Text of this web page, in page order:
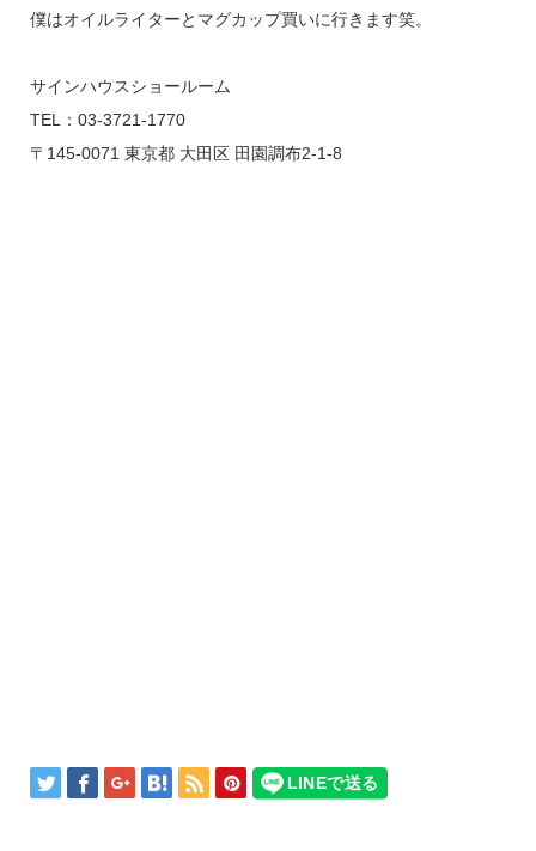
僕はオイルライターとマグカップ買いに行きます笑。
サインハウスショールーム
TEL：03-3721-1770
〒145-0071 東京都 大田区 田園調布2-1-8